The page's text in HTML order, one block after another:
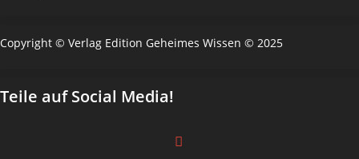
Copyright © Verlag Edition Geheimes Wissen © 2025
Teile auf Social Media!